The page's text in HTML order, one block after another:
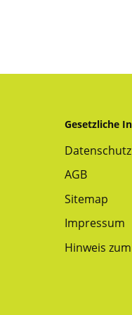
Gesetzliche
Datenschutz
AGB
Sitemap
Impressum
Hinweis